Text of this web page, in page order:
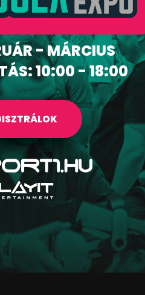
- MÁRCIUS
10:00 - 18:00